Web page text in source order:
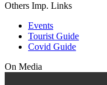
Others Imp. Links
Events
Tourist Guide
Covid Guide
On Media